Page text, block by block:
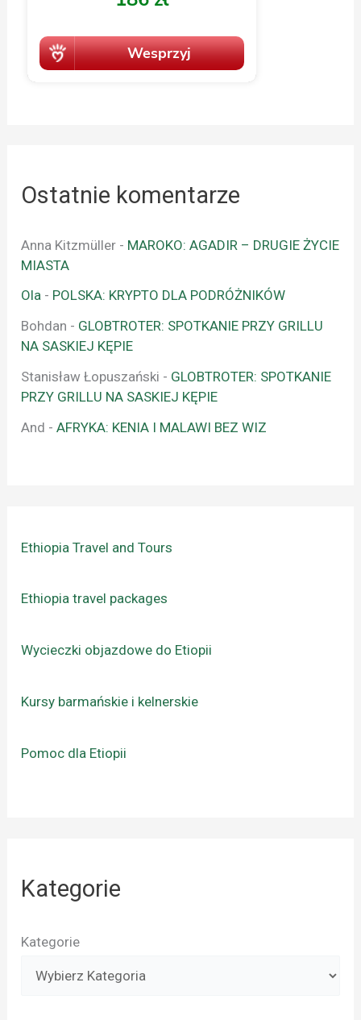
Ostatnie komentarze
Anna Kitzmüller - MAROKO: AGADIR – DRUGIE ŻYCIE
MIASTA
Ola - POLSKA: KRYPTO DLA PODRÓŻNIKÓW
Bohdan - GLOBTROTER: SPOTKANIE PRZY GRILLU
NA SASKIEJ KĘPIE
Stanisław Łopuszański - GLOBTROTER: SPOTKANIE
PRZY GRILLU NA SASKIEJ KĘPIE
And -AFRYKA: KENIA I MALAWI BEZ WIZ
Ethiopia Travel and Tours
Ethiopia travel packages
Wycieczki objazdowe do Etiopii
Kursy barmańskie i kelnerskie
Pomoc dla Etiopii
Kategorie
Kategorie